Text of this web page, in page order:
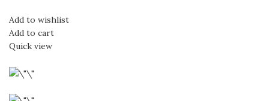
Add to wishlist
Add to cart
Quick view